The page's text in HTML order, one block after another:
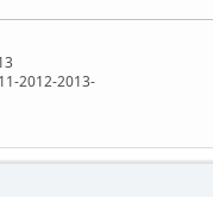
2012-2013-